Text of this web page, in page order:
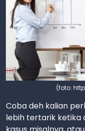
(foto:
Coba deh kalian
lebih tertarik ketika